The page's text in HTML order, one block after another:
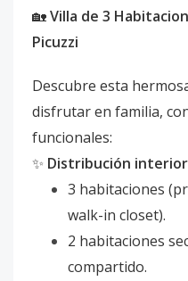
🏡Villa de 3
Picuzzi
Descubre esta
disfrutar en familia,
funcionales:
✨ Distribución
3 habitaciones
walk-in closet).
2 habitaciones
compartido.